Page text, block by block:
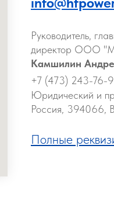
Руководитель,
директор ООО
Камшилин
+7 (473) 243-76-
Юридический и
Россия, 394066,
Полные